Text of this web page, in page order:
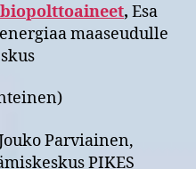
, Esa
maaseudulle
Parviainen,
PIKES